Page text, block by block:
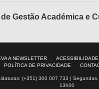
Gestão Académica e
A NEWSLETTER ACESSIBILIDADE
POLÍTICA DE PRIVACIDADE
(+351) 300 007 733 |
13h00